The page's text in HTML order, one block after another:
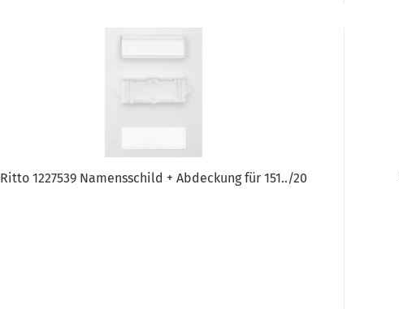
Ritto 1227539 Namensschild + Abdeckung für 151../20